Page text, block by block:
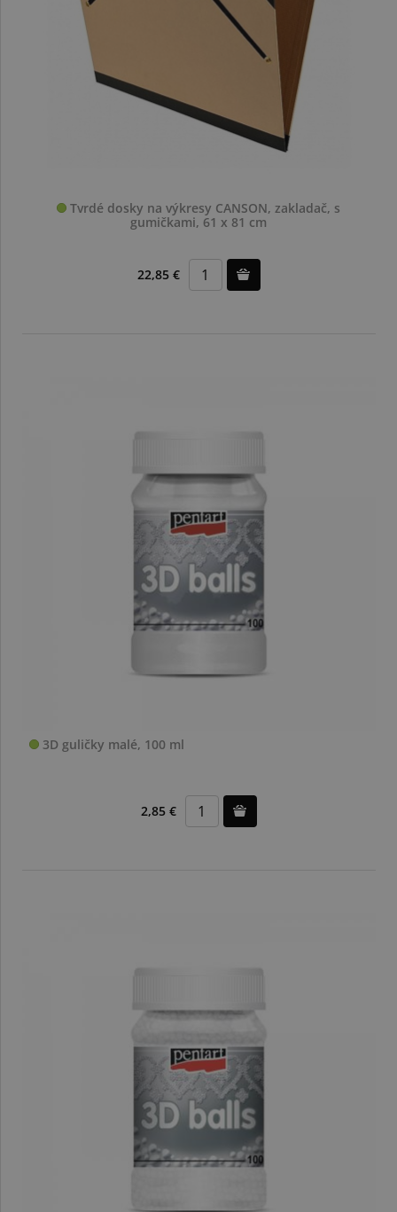
Tvrdé dosky na výkresy CANSON, zakladač, s
gumičkami, 61 x 81 cm
22,85 €
3D guličky malé, 100 ml
2,85 €